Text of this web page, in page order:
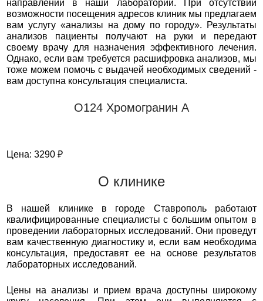
направлений в наши лаборатории. При отсутствии
возможности посещения адресов клиник мы предлагаем
вам услугу «анализы на дому по городу». Результаты
анализов пациенты получают на руки и передают
своему врачу для назначения эффективного лечения.
Однако, если вам требуется расшифровка анализов, мы
тоже можем помочь с выдачей необходимых сведений -
вам доступна консультация специалиста.
О124 Хромогранин А
Цена: 3290 ₽
О клинике
В нашей клинике в городе Ставрополь работают
квалифицированные специалисты с большим опытом в
проведении лабораторных исследований. Они проведут
вам качественную диагностику и, если вам необходима
консультация, предоставят ее на основе результатов
лабораторных исследований.
Цены на анализы и прием врача доступны широкому